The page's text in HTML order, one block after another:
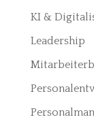
KI &
Leadership